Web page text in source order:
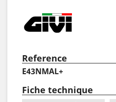
Reference
E43NMAL+
Fiche technique